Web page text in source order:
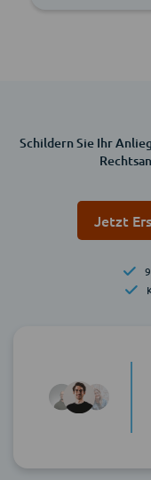
Schildern Sie Ihr
Jetzt